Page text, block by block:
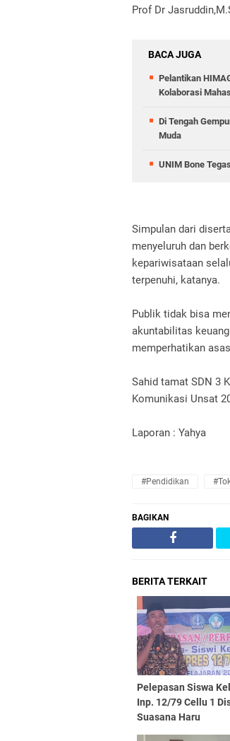
Prof Dr
BACA JUGA
Pelantikan
Kolaborasi
Di Tengah
Muda
UNIM Bone
Simpulan dari
menyeluruh dan
kepariwisataan
terpenuhi, katanya.
Publik tidak bisa
akuntabilitas
memperhatikan
Sahid tamat SDN 3
Komunikasi Unsat
Laporan : Yahya
#Pendidikan
BAGIKAN
BERITA TERKAIT
Pelepasan Siswa
Inp. 12/79 Cellu 1
Suasana Haru